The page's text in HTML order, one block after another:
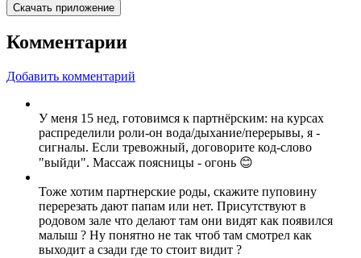
Скачать приложение
Комментарии
Добавить комментарий
У меня 15 нед, готовимся к партнёрским: на курсах
распределили роли-он вода/дыхание/перерывы, я -
сигналы. Если тревожный, договорите код-слово
"выйди". Массаж поясницы - огонь 😊
Тоже хотим партнерские роды, скажите пуповину
перерезать дают папам или нет. Присутствуют в
родовом зале что делают там они видят как появился
малыш ? Ну понятно не так чтоб там смотрел как
выходит а сзади где то стоит видит ?